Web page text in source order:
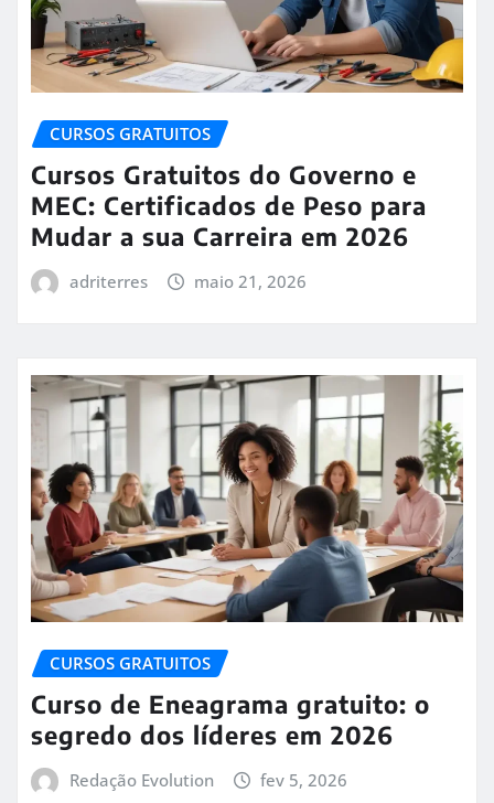
CURSOS GRATUITOS
Cursos Gratuitos do Governo e
MEC: Certificados de Peso para
Mudar a sua Carreira em 2026
adriterres maio 21, 2026
CURSOS GRATUITOS
Curso de Eneagrama gratuito: o
segredo dos líderes em 2026
Redação Evolution fev 5, 2026